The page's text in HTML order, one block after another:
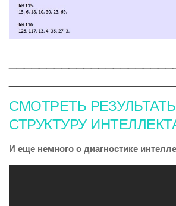
СМОТРЕТЬ
СТРУКТУРУ
И еще немного о диагностике